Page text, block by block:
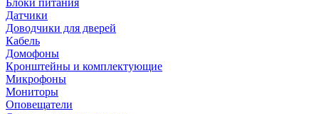
Блоки питания
Датчики
Доводчики для дверей
Кабель
Домофоны
Кронштейны и комплектующие
Микрофоны
Мониторы
Оповещатели